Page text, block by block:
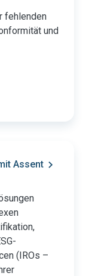
fehlenden
und
Assent
(IROs –